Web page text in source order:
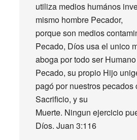
utiliza medios humános
mismo hombre Pecador,
porque son medios
Pecado, Díos usa el unico
aboga por todo ser
Pecado, su propio Hijo
pagó por nuestros pecados
Sacrificio, y su
Muerte. Ningun ejercicio
Díos. Juan 3:116